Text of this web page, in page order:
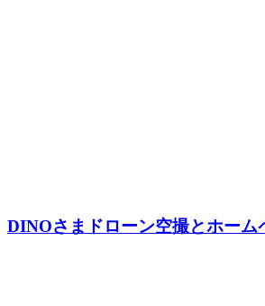
DINOさまドローン空撮とホーム